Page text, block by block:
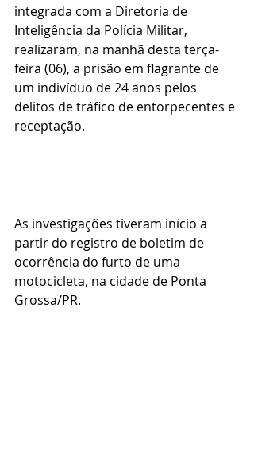
integrada com a Diretoria de
Inteligência da Polícia Militar,
realizaram, na manhã desta terça-
feira (06), a prisão em flagrante de
um indivíduo de 24 anos pelos
delitos de tráfico de entorpecentes e
receptação.
As investigações tiveram início a
partir do registro de boletim de
ocorrência do furto de uma
motocicleta, na cidade de Ponta
Grossa/PR.